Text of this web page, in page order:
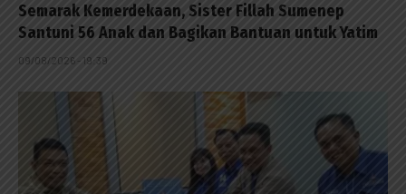
Semarak Kemerdekaan, Sister Fillah Sumenep
Santuni 56 Anak dan Bagikan Bantuan untuk Yatim
09/08/2026 - 19:39